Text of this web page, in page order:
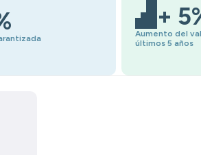
+
Aumento del
últimos 5 años